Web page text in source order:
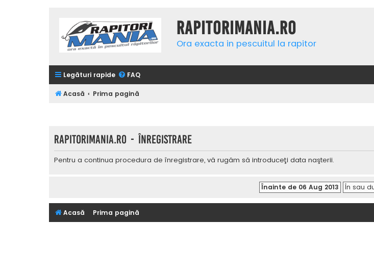
Rapitorimania.ro
Ora exacta in pescuitul la rapitor
Legături rapide FAQ
Acasă Prima pagină
Rapitorimania.ro - Înregistrare
Pentru a continua procedura de înregistrare, vă rugăm să introduceţi data naşterii.
Acasă Prima pagină